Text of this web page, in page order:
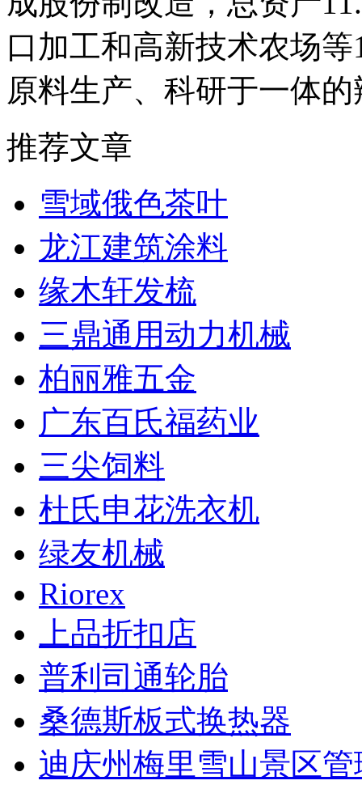
口加工和高新技术农场
原料生产、科研于一体
推荐文章
雪域俄色茶叶
龙江建筑涂料
缘木轩发梳
三鼎通用动力机械
柏丽雅五金
广东百氏福药业
三尖饲料
杜氏申花洗衣机
绿友机械
Riorex
上品折扣店
普利司通轮胎
桑德斯板式换热器
迪庆州梅里雪山景区管